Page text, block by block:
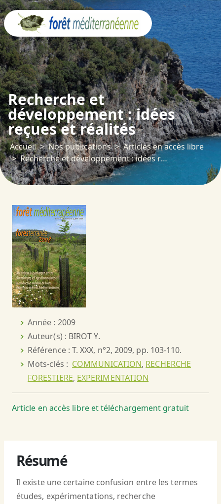
Recherche et
développement : idées
reçues et réalités
Accueil Nos publications
Articles en accès libre
Recherche et développement : idées reçues et réalités
Année : 2009
Auteur(s) : BIROT Y.
Référence : T. XXX, n°2, 2009, pp. 103-110.
Mots-clés : COMMUNICATION, RECHERCHE
FORESTIERE, EXPERIMENTATION
Article en accès libre et téléchargement gratuit
Résumé
Il existe une certaine confusion entre les termes
études, expérimentations, recherche
Panneau de gestion des cookies